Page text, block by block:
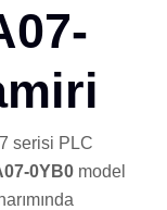
serisi PLC
0YB0model